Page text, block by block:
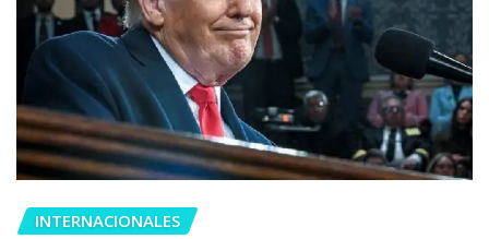
INTERNACIONALES